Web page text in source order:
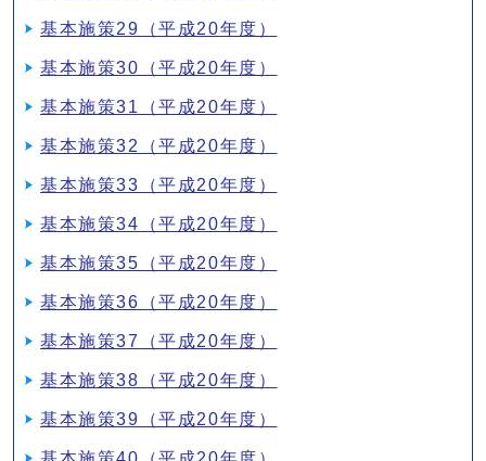
基本施策29（平成20年度）
基本施策30（平成20年度）
基本施策31（平成20年度）
基本施策32（平成20年度）
基本施策33（平成20年度）
基本施策34（平成20年度）
基本施策35（平成20年度）
基本施策36（平成20年度）
基本施策37（平成20年度）
基本施策38（平成20年度）
基本施策39（平成20年度）